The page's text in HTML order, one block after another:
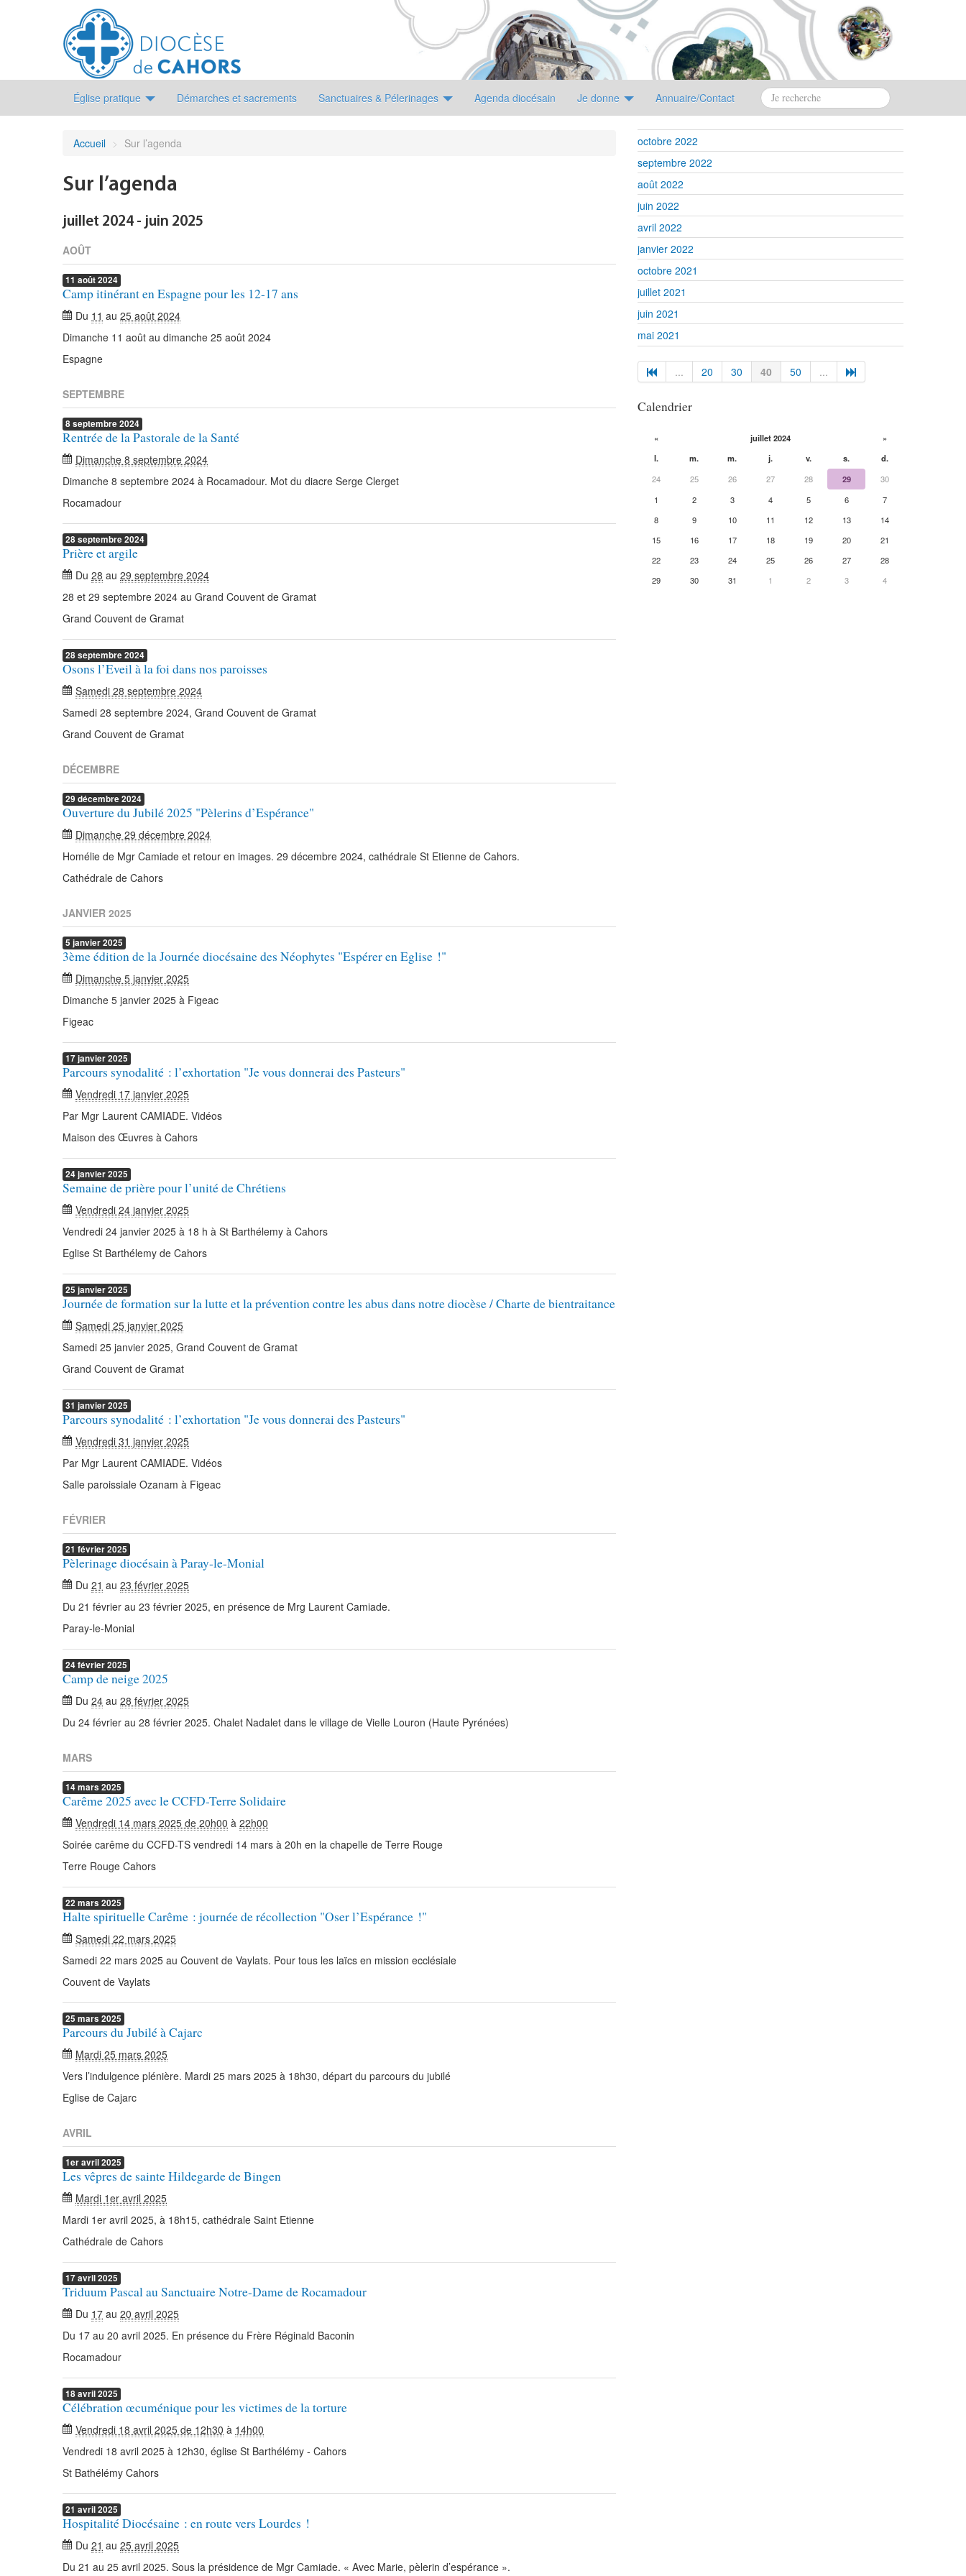
Église pratique Démarches et sacrements Sanctuaires & Pélerinages Agenda diocésain Je donne Annuaire/Contact
Accueil > Sur l’agenda
Sur l’agenda
juillet 2024 - juin 2025
AOÛT
11 août2024
Camp itinérant en Espagne pour les 12-17 ans
Du 11 au 25 août 2024
Dimanche 11 août au dimanche 25 août 2024
Espagne
SEPTEMBRE
8septembre2024
Rentrée de la Pastorale de la Santé
Dimanche 8 septembre 2024
Dimanche 8 septembre 2024 à Rocamadour. Mot du diacre Serge Clerget
Rocamadour
28septembre2024
Prière et argile
Du 28 au 29 septembre 2024
28 et 29 septembre 2024 au Grand Couvent de Gramat
Grand Couvent de Gramat
28septembre2024
Osons l’Eveil à la foi dans nos paroisses
Samedi 28 septembre 2024
Samedi 28 septembre 2024, Grand Couvent de Gramat
Grand Couvent de Gramat
DÉCEMBRE
29 décembre2024
Ouverture du Jubilé 2025 "Pèlerins d’Espérance"
Dimanche 29 décembre 2024
Homélie de Mgr Camiade et retour en images. 29 décembre 2024, cathédrale St Etienne de Cahors.
Cathédrale de Cahors
JANVIER 2025
5 janvier2025
3ème édition de la Journée diocésaine des Néophytes "Espérer en Eglise !"
Dimanche 5 janvier 2025
Dimanche 5 janvier 2025 à Figeac
Figeac
17janvier2025
Parcours synodalité : l’exhortation "Je vous donnerai des Pasteurs"
Vendredi 17 janvier 2025
Par Mgr Laurent CAMIADE. Vidéos
Maison des Œuvres à Cahors
24janvier2025
Semaine de prière pour l’unité de Chrétiens
Vendredi 24 janvier 2025
Vendredi 24 janvier 2025 à 18 h à St Barthélemy à Cahors
Eglise St Barthélemy de Cahors
25 janvier2025
Journée de formation sur la lutte et la prévention contre les abus dans notre diocèse / Charte de bientraitance
Samedi 25 janvier 2025
Samedi 25 janvier 2025, Grand Couvent de Gramat
Grand Couvent de Gramat
31 janvier2025
Parcours synodalité : l’exhortation "Je vous donnerai des Pasteurs"
Vendredi 31 janvier 2025
Par Mgr Laurent CAMIADE. Vidéos
Salle paroissiale Ozanam à Figeac
FÉVRIER
21 février2025
Pèlerinage diocésain à Paray-le-Monial
Du 21 au 23 février 2025
Du 21 février au 23 février 2025, en présence de Mrg Laurent Camiade.
Paray-le-Monial
24février2025
Camp de neige 2025
Du 24 au 28 février 2025
Du 24 février au 28 février 2025. Chalet Nadalet dans le village de Vielle Louron (Haute Pyrénées)
MARS
14mars 2025
Carême 2025 avec le CCFD-Terre Solidaire
Vendredi 14 mars 2025 de 20h00 à 22h00
Soirée carême du CCFD-TS vendredi 14 mars à 20h en la chapelle de Terre Rouge
Terre Rouge Cahors
22 mars 2025
Halte spirituelle Carême : journée de récollection "Oser l’Espérance !"
Samedi 22 mars 2025
Samedi 22 mars 2025 au Couvent de Vaylats. Pour tous les laïcs en mission ecclésiale
Couvent de Vaylats
25 mars 2025
Parcours du Jubilé à Cajarc
Mardi 25 mars 2025
Vers l’indulgence plénière. Mardi 25 mars 2025 à 18h30, départ du parcours du jubilé
Eglise de Cajarc
AVRIL
1eravril2025
Les vêpres de sainte Hildegarde de Bingen
Mardi 1er avril 2025
Mardi 1er avril 2025, à 18h15, cathédrale Saint Etienne
Cathédrale de Cahors
17avril2025
Triduum Pascal au Sanctuaire Notre-Dame de Rocamadour
Du 17 au 20 avril 2025
Du 17 au 20 avril 2025. En présence du Frère Réginald Baconin
Rocamadour
18avril2025
Célébration œcuménique pour les victimes de la torture
Vendredi 18 avril 2025 de 12h30 à 14h00
Vendredi 18 avril 2025 à 12h30, église St Barthélémy - Cahors
St Bathélémy Cahors
21 avril2025
Hospitalité Diocésaine : en route vers Lourdes !
Du 21 au 25 avril 2025
Du 21 au 25 avril 2025. Sous la présidence de Mgr Camiade. « Avec Marie, pèlerin d’espérance ».
octobre 2022
septembre 2022
août 2022
juin 2022
avril 2022
janvier 2022
octobre 2021
juillet 2021
juin 2021
mai 2021
... 20 30 40 50 ...
Calendrier
« juillet 2024
»
l.
m. m. j. v. s.
d.
24
25 26 27 28 29
30
1
2 3 4 5 6
7
8
9 10 11 12 13
14
15
16 17 18 19 20
21
22
23 24 25 26 27
28
29
30 31 1 2 3 4